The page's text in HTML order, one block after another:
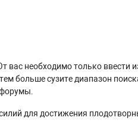
вас необходимо только
больше сузите диапазон
для достижения